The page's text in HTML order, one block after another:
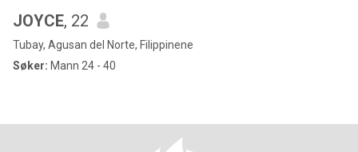
JOYCE, 22
Tubay, Agusan del Norte, Filippinene
Søker: Mann 24 - 40